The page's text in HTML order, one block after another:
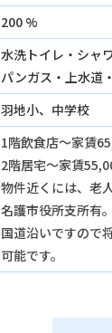
200 %
水洗トイレ・シャ
パンガス・上水道
羽地小、中学校
1階飲食店～家賃
2階居宅～家賃
物件近くには、老
名護市役所支所有。
国道沿いですので
可能です。